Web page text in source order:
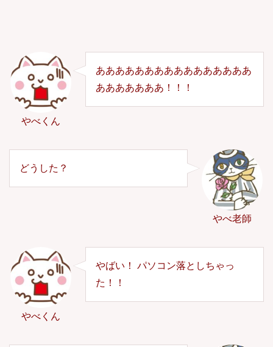
やべくん
ああああああああああああああああ
あああああああ！！！
やべ老師
どうした？
やべくん
やばい！ パソコン落としちゃっ
た！！